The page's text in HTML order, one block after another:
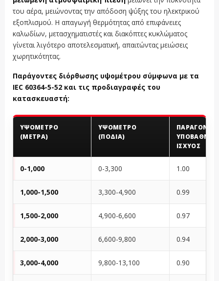
του αέρα, μειώνοντας την απόδοση ψύξης του ηλεκτρικού
εξοπλισμού. Η απαγωγή θερμότητας από επιφάνειες
καλωδίων, μετασχηματιστές και διακόπτες κυκλώματος
γίνεται λιγότερο αποτελεσματική, απαιτώντας μειώσεις
χωρητικότητας.
Παράγοντες διόρθωσης υψομέτρου σύμφωνα με τα
IEC 60364-5-52 και τις προδιαγραφές του
κατασκευαστή:
ΥΨΌΜΕΤΡΟ
(ΜΈΤΡΑ)
ΥΨΌΜΕΤΡΟ
(ΠΌΔΙΑ)
ΙΣΧΎΟΣ
0-1,000 0-3,300 1.00
1,000-1,500 3,300-4,900 0.99
1,500-2,000 4,900-6,600 0.97
2,000-3,000 6,600-9,800 0.94
3,000-4,000 9,800-13,100 0.90